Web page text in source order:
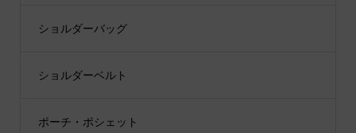
ショルダーバッグ
ショルダーベルト
ポーチ・ポシェット